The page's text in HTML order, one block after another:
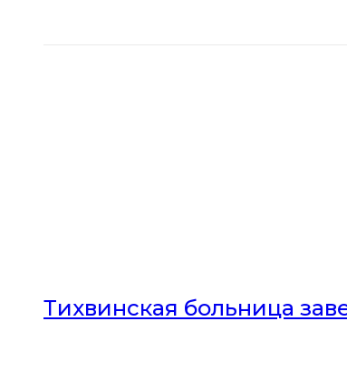
Тихвинская больница